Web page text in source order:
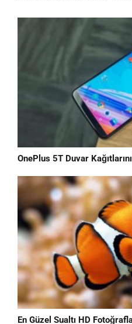
OnePlus 5T Duvar
En Güzel Sualtı HD